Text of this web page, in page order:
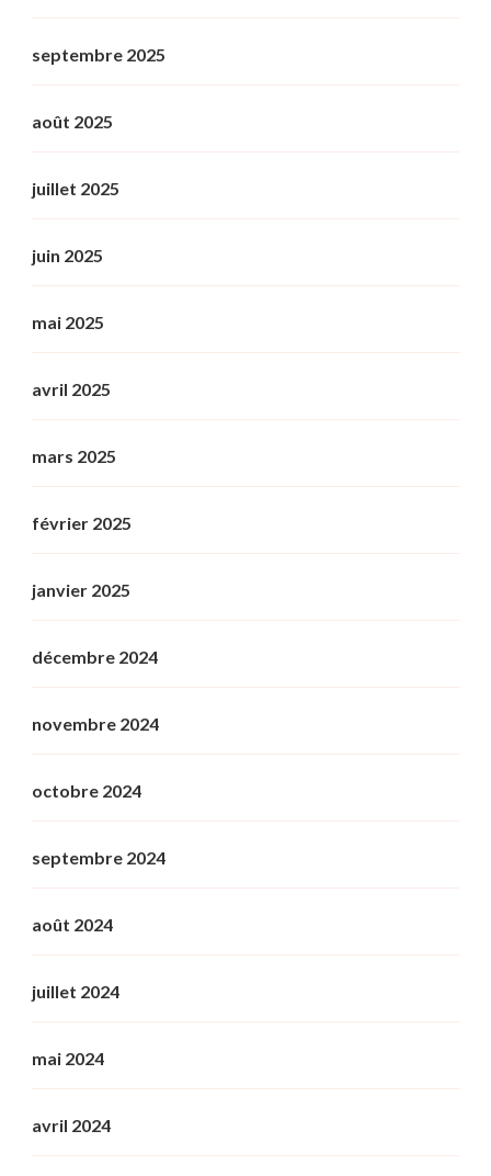
septembre 2025
août 2025
juillet 2025
juin 2025
mai 2025
avril 2025
mars 2025
février 2025
janvier 2025
décembre 2024
novembre 2024
octobre 2024
septembre 2024
août 2024
juillet 2024
mai 2024
avril 2024